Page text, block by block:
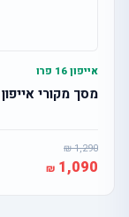
אייפון 16 פרו
מסך מקורי אייפון 16 פרו
1,290
1,090